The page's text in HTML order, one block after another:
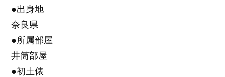
●出身地
奈良県
●所属部屋
井筒部屋
●初土俵